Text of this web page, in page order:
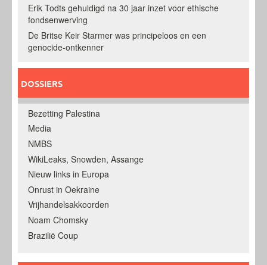
Erik Todts gehuldigd na 30 jaar inzet voor ethische
fondsenwerving
De Britse Keir Starmer was principeloos en een
genocide-ontkenner
DOSSIERS
Bezetting Palestina
Media
NMBS
WikiLeaks, Snowden, Assange
Nieuw links in Europa
Onrust in Oekraine
Vrijhandelsakkoorden
Noam Chomsky
Brazilië Coup